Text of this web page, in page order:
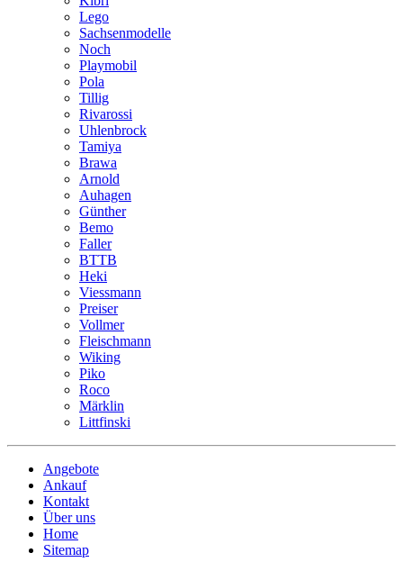
Lego
Sachsenmodelle
Noch
Playmobil
Pola
Tillig
Rivarossi
Uhlenbrock
Tamiya
Brawa
Arnold
Auhagen
Günther
Bemo
Faller
BTTB
Heki
Viessmann
Preiser
Vollmer
Fleischmann
Wiking
Piko
Roco
Märklin
Littfinski
Angebote
Ankauf
Kontakt
Über uns
Home
Sitemap